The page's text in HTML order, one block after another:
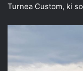
Turnea Custom, ki